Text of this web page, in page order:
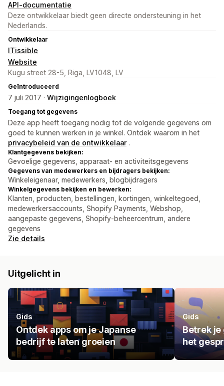
API-documentatie
Deze ontwikkelaar biedt geen directe ondersteuning in het
Nederlands.
Ontwikkelaar
ITissible
Website
Kugu street 28-5, Riga, LV1048, LV
Geïntroduceerd
7 juli 2017 · Wijzigingenlogboek
Toegang tot gegevens
Deze app heeft toegang nodig tot de volgende gegevens om
goed te kunnen werken in je winkel. Ontdek waarom in het
privacybeleid van de ontwikkelaar .
Klantgegevens bekijken:
Gevoelige gegevens, apparaat- en activiteitsgegevens
Gegevens van medewerkers en bijdragers bekijken:
Winkeleigenaar, medewerkers, blogbijdragers
Winkelgegevens bekijken en bewerken:
Klanten, producten, bestellingen, kortingen, winkeltegoed,
medewerkersaccounts, Shopify Payments, Webshop,
aangepaste gegevens, Shopify-beheercentrum, andere
gegevens
Zie details
Uitgelicht in
Gids
Ontdek apps om je Japanse
bedrijf te laten groeien
Gids
Betrek je
het